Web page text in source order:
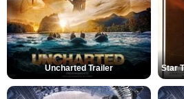
Uncharted Trailer